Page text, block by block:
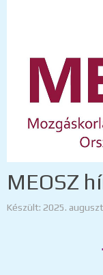
MEOSZ
Készült: 2025.